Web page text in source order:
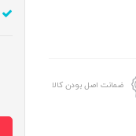
ضمانت اصل بودن کالا